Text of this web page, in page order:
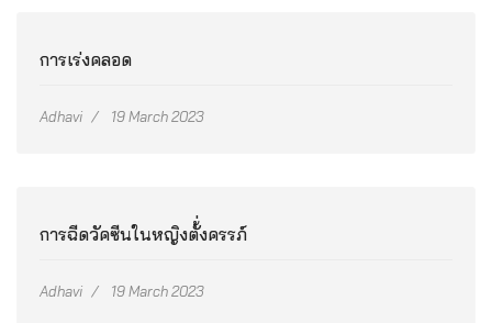
การเร่งคลอด
Adhavi 19 March 2023
การฉีดวัคซีนในหญิงตั้่งครรภ์
Adhavi 19 March 2023